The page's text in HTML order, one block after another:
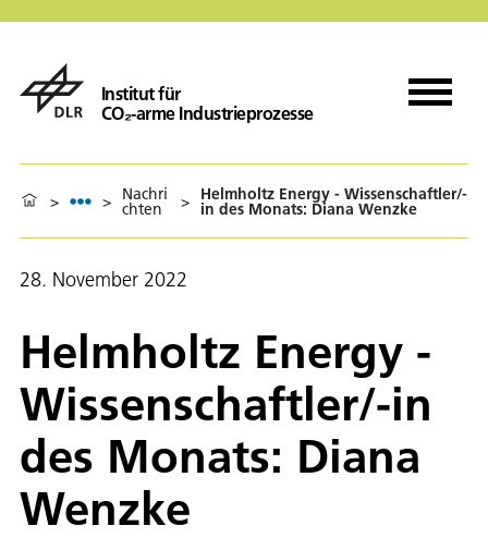
Institut für
CO₂-arme Industrieprozesse
> > Nachri
chten > Helmholtz Energy - Wissenschaftler/-
in des Monats: Diana Wenzke
28. November 2022
Helmholtz Energy -
Wissenschaftler/-in
des Monats: Diana
Wenzke